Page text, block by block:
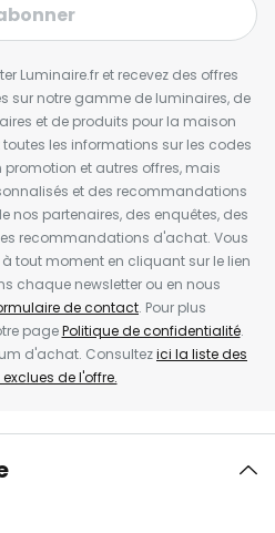
Luminaire.fr et recevez des offres
sur notre gamme de luminaires, de
et de produits pour la maison
toutes les informations sur les codes
et autres offres, mais
et des recommandations
nos partenaires, des enquêtes, des
recommandations d'achat. Vous
tout moment en cliquant sur le lien
chaque newsletter ou en nous
de contact. Pour plus
pagePolitique de confidentialité.
d'achat. Consultezici la liste des
de l'offre.